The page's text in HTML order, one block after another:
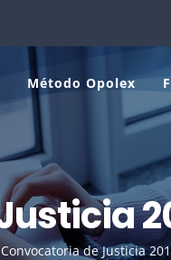
Método Opolex
Convocatoria de Justicia